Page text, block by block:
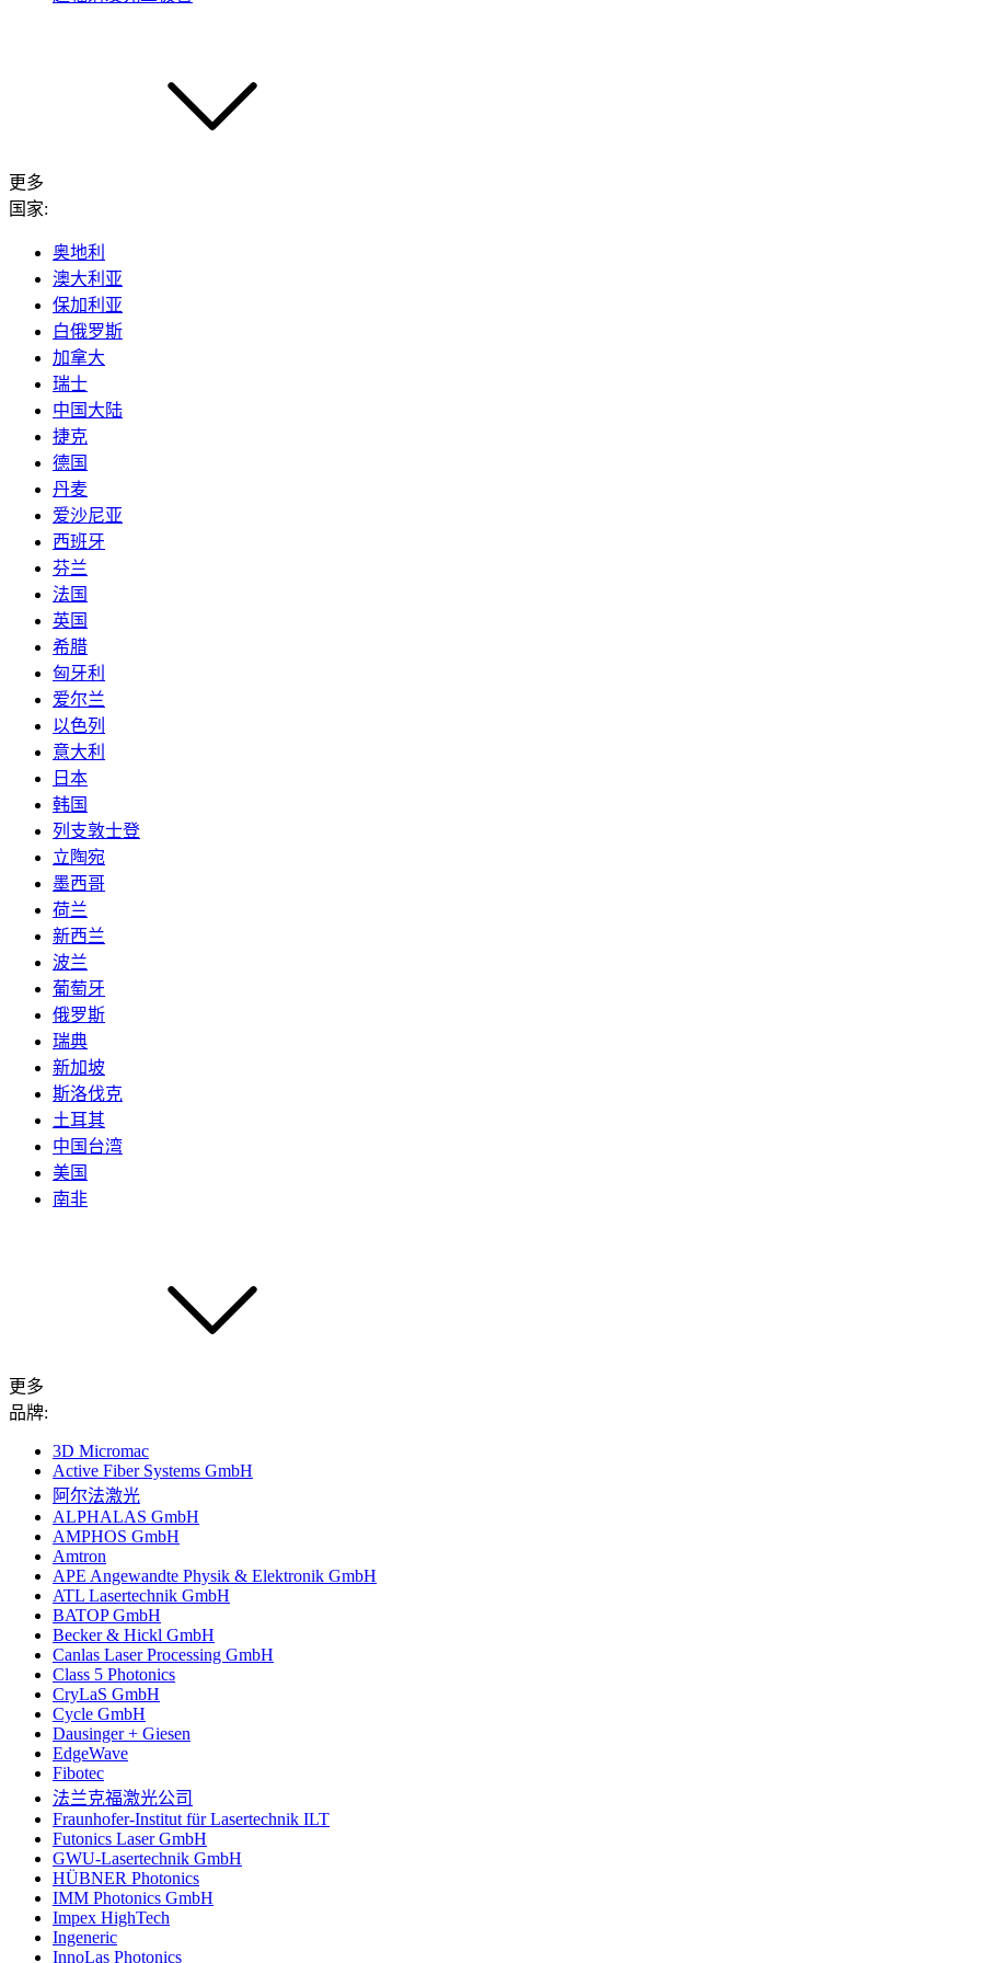
更多
国家:
奥地利
澳大利亚
保加利亚
白俄罗斯
加拿大
瑞士
中国大陆
捷克
德国
丹麦
爱沙尼亚
西班牙
芬兰
法国
英国
希腊
匈牙利
爱尔兰
以色列
意大利
日本
韩国
列支敦士登
立陶宛
墨西哥
荷兰
新西兰
波兰
葡萄牙
俄罗斯
瑞典
新加坡
斯洛伐克
土耳其
中国台湾
美国
南非
更多
品牌:
3D Micromac
Active Fiber Systems GmbH
阿尔法激光
ALPHALAS GmbH
AMPHOS GmbH
Amtron
APE Angewandte Physik & Elektronik GmbH
ATL Lasertechnik GmbH
BATOP GmbH
Becker & Hickl GmbH
Canlas Laser Processing GmbH
Class 5 Photonics
CryLaS GmbH
Cycle GmbH
Dausinger + Giesen
EdgeWave
Fibotec
法兰克福激光公司
Fraunhofer-Institut für Lasertechnik ILT
Futonics Laser GmbH
GWU-Lasertechnik GmbH
HÜBNER Photonics
IMM Photonics GmbH
Impex HighTech
Ingeneric
InnoLas Photonics